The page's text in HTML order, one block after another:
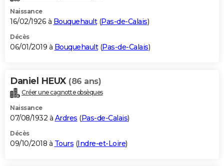
Naissance
16/02/1926 à Bouquehault(Pas-de-Calais)
Décès
06/01/2019 à Bouquehault(Pas-de-Calais)
Daniel HEUX (86 ans)
Créer une cagnotte obsèques
Naissance
07/08/1932 à Ardres (Pas-de-Calais)
Décès
09/10/2018 à Tours (Indre-et-Loire)